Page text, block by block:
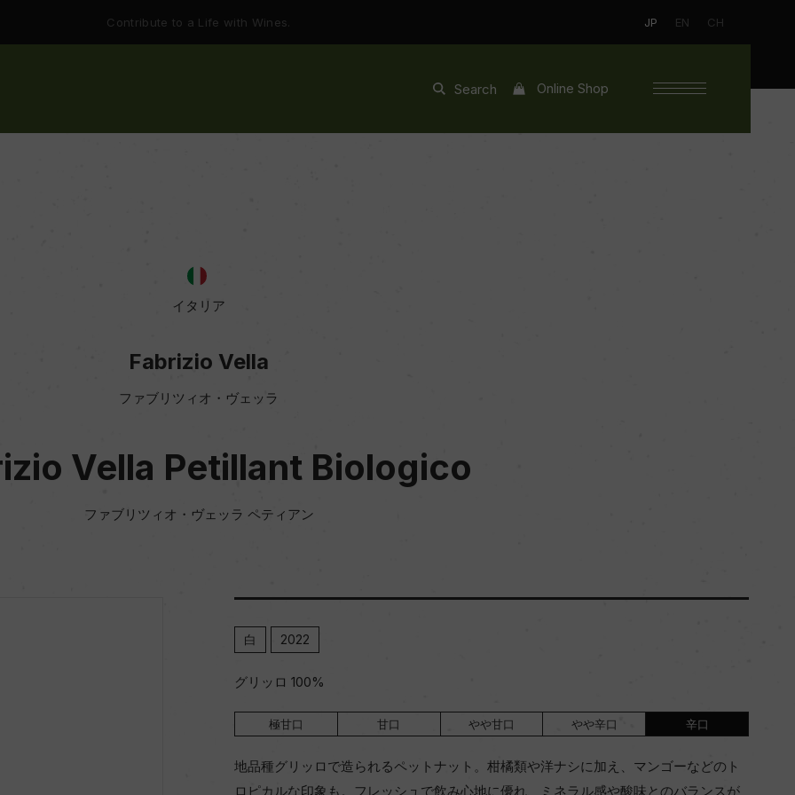
Contribute to a Life with Wines. JP EN CH
Search Online Shop
イタリア
Fabrizio Vella
ファブリツィオ・ヴェッラ
Vella Petillant Biologico
ファブリツィオ・ヴェッラ ペティアン
白 2022
グリッロ 100%
極甘口 甘口 やや甘口 やや辛口 辛口
地品種グリッロで造られるペットナット。柑橘類や洋ナシに加え、マンゴーなどのト
ロピカルな印象も。フレッシュで飲み心地に優れ、ミネラル感や酸味とのバランスが